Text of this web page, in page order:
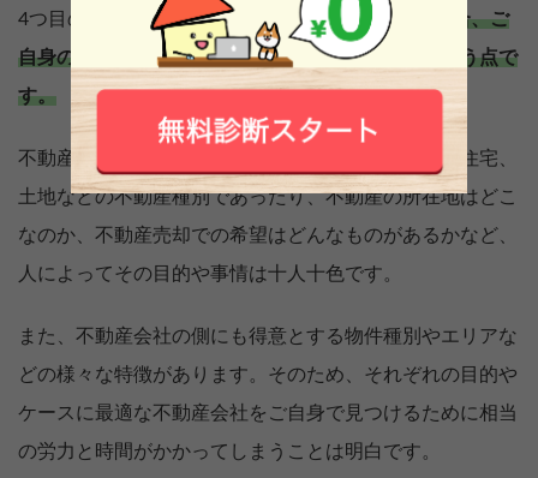
4つ目のメリットが、不動産一括査定を利用する場合、ご
自身の目的に合った不動産会社を見つけやすいという点で
す。
不動産を売却する場合には、マンションや一戸建て住宅、
土地などの不動産種別であったり、不動産の所在地はどこ
なのか、不動産売却での希望はどんなものがあるかなど、
人によってその目的や事情は十人十色です。
また、不動産会社の側にも得意とする物件種別やエリアな
どの様々な特徴があります。そのため、それぞれの目的や
ケースに最適な不動産会社をご自身で見つけるために相当
の労力と時間がかかってしまうことは明白です。